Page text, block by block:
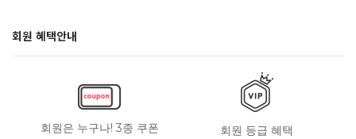
회원 혜택안내
회원은 누구나! 3종 쿠폰 회원 등급 혜택